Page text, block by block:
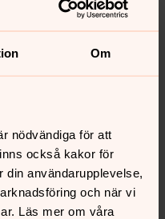
Om
nödvändiga för att
också kakor för
användarupplevelse,
och när vi
Läs mer om våra
på sidans